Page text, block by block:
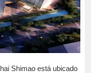
Shimao está ubicado